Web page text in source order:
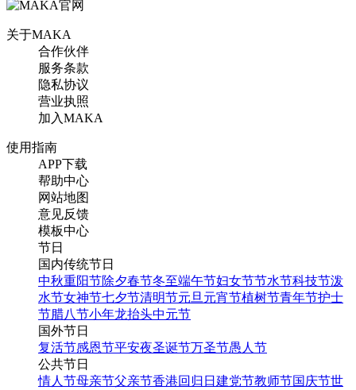
关于MAKA
合作伙伴
服务条款
隐私协议
营业执照
加入MAKA
使用指南
APP下载
帮助中心
网站地图
意见反馈
模板中心
节日
国内传统节日
中秋重阳节除夕春节冬至端午节妇女节节水节科技节泼
水节女神节七夕节清明节元旦 元宵节植树节青年节护士
节腊八节小年龙抬头中元节
国外节日
复活节感恩节平安夜圣诞节万圣节愚人节
公共节日
情人节母亲节父亲节香港回归日 建党节教师节国庆节世